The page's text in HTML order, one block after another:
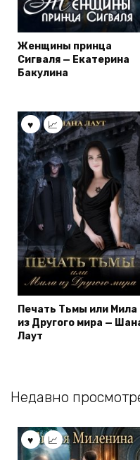
Женщины принца
Сигваля — Екатерина
Бакулина
Печать Тьмы или Мила
из Другого мира —
Лаут
Недавно